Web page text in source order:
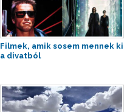
Filmek, amik sosem mennek ki
a divatból